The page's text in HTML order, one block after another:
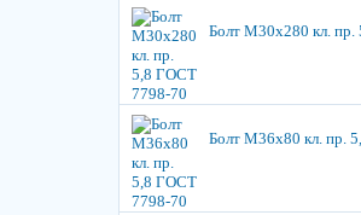
Болт М30х280 кл.
Болт М36х80 кл. пр.